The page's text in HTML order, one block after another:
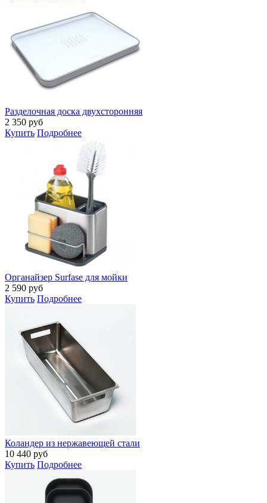
Разделочная доска двухсторонняя
2 350 руб
Купить Подробнее
Органайзер Surfase для мойки
2 590 руб
Купить Подробнее
Коландер из нержавеющей стали
10 440 руб
Купить Подробнее